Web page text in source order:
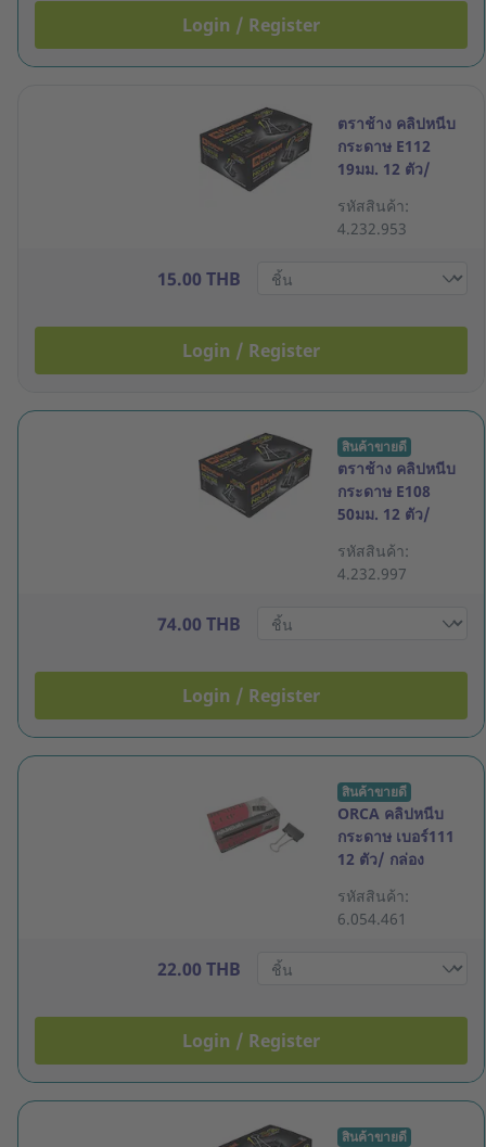
Login / Register
ตราช้าง คลิปหนีบ
กระดาษ E112
19มม. 12 ตัว/
รหัสสินค้า:
4.232.953
15.00 THB
Login / Register
สินค้าขายดี
ตราช้าง คลิปหนีบ
กระดาษ E108
50มม. 12 ตัว/
รหัสสินค้า:
4.232.997
74.00 THB
Login / Register
สินค้าขายดี
ORCA คลิปหนีบ
กระดาษ เบอร์111
12 ตัว/ กล่อง
รหัสสินค้า:
6.054.461
22.00 THB
Login / Register
สินค้าขายดี